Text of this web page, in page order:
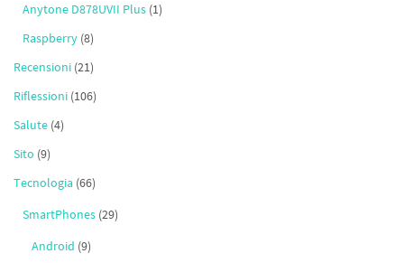
Anytone D878UVII Plus (1)
Raspberry (8)
Recensioni (21)
Riflessioni (106)
Salute (4)
Sito (9)
Tecnologia (66)
SmartPhones (29)
Android (9)